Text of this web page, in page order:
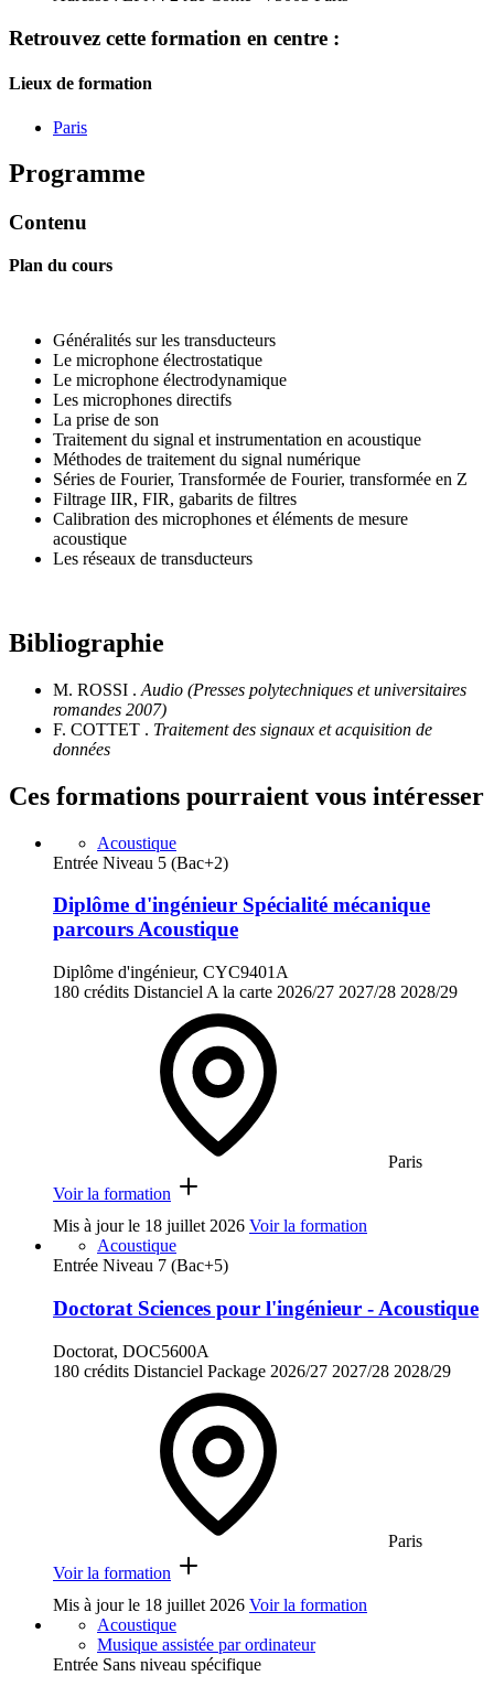
Retrouvez cette formation en centre :
Lieux de formation
Paris
Programme
Contenu
Plan du cours
Généralités sur les transducteurs
Le microphone électrostatique
Le microphone électrodynamique
Les microphones directifs
La prise de son
Traitement du signal et instrumentation en acoustique
Méthodes de traitement du signal numérique
Séries de Fourier, Transformée de Fourier, transformée en Z
Filtrage IIR, FIR, gabarits de filtres
Calibration des microphones et éléments de mesure
acoustique
Les réseaux de transducteurs
Bibliographie
M. ROSSI . Audio (Presses polytechniques et universitaires
romandes 2007)
F. COTTET . Traitement des signaux et acquisition de
données
Ces formations pourraient vous intéresser
Acoustique
Entrée Niveau 5 (Bac+2)
Diplôme d'ingénieur Spécialité mécanique
parcours Acoustique
Diplôme d'ingénieur, CYC9401A
180 crédits Distanciel A la carte 2026/27 2027/28 2028/29
Paris
Voir la formation
Mis à jour le 18 juillet 2026 Voir la formation
Acoustique
Entrée Niveau 7 (Bac+5)
Doctorat Sciences pour l'ingénieur - Acoustique
Doctorat, DOC5600A
180 crédits Distanciel Package 2026/27 2027/28 2028/29
Paris
Voir la formation
Mis à jour le 18 juillet 2026 Voir la formation
Acoustique
Musique assistée par ordinateur
Entrée Sans niveau spécifique